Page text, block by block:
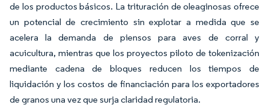
de los productos básicos. La trituración de oleaginosas ofrece
un potencial de crecimiento sin explotar a medida que se
acelera la demanda de piensos para aves de corral y
acuicultura, mientras que los proyectos piloto de tokenización
mediante cadena de bloques reducen los tiempos de
liquidación y los costos de financiación para los exportadores
de granos una vez que surja claridad regulatoria.